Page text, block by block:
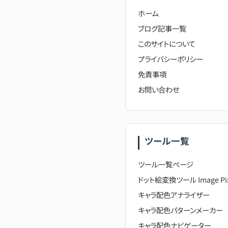
ホーム
ブログ記事一覧
このサイトについて
プライバシーポリシー
免責事項
お問い合わせ
ツール一覧
ツール一覧ページ
ドット絵変換ツール Image
キャラ配色アナライザー
キャラ配色パターンメーカー
キャラ配色ナビゲーター